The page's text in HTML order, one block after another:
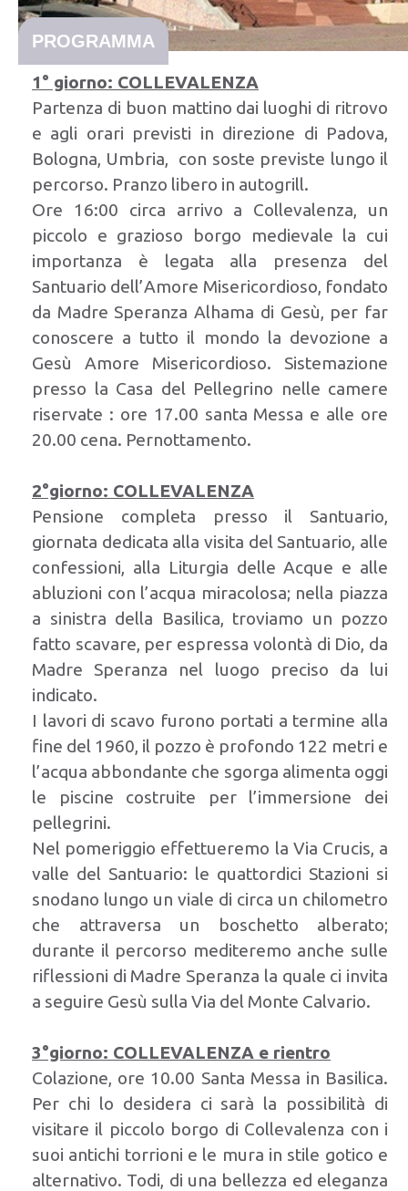
PROGRAMMA
1° giorno: COLLEVALENZA
Partenza di buon mattino dai luoghi di ritrovo
e agli orari previsti in direzione di Padova,
Bologna, Umbria, con soste previste lungo il
percorso. Pranzo libero in autogrill.
Ore 16:00 circa arrivo a Collevalenza, un
piccolo e grazioso borgo medievale la cui
importanza è legata alla presenza del
Santuario dell’Amore Misericordioso, fondato
da Madre Speranza Alhama di Gesù, per far
conoscere a tutto il mondo la devozione a
Gesù Amore Misericordioso. Sistemazione
presso la Casa del Pellegrino nelle camere
riservate : ore 17.00 santa Messa e alle ore
20.00 cena. Pernottamento.
2°giorno: COLLEVALENZA
Pensione completa presso il Santuario,
giornata dedicata alla visita del Santuario, alle
confessioni, alla Liturgia delle Acque e alle
abluzioni con l’acqua miracolosa; nella piazza
a sinistra della Basilica, troviamo un pozzo
fatto scavare, per espressa volontà di Dio, da
Madre Speranza nel luogo preciso da lui
indicato.
I lavori di scavo furono portati a termine alla
fine del 1960, il pozzo è profondo 122 metri e
l’acqua abbondante che sgorga alimenta oggi
le piscine costruite per l’immersione dei
pellegrini.
Nel pomeriggio effettueremo la Via Crucis, a
valle del Santuario: le quattordici Stazioni si
snodano lungo un viale di circa un chilometro
che attraversa un boschetto alberato;
durante il percorso mediteremo anche sulle
riflessioni di Madre Speranza la quale ci invita
a seguire Gesù sulla Via del Monte Calvario.
3°giorno: COLLEVALENZA e rientro
Colazione, ore 10.00 Santa Messa in Basilica.
Per chi lo desidera ci sarà la possibilità di
visitare il piccolo borgo di Collevalenza con i
suoi antichi torrioni e le mura in stile gotico e
alternativo. Todi, di una bellezza ed eleganza